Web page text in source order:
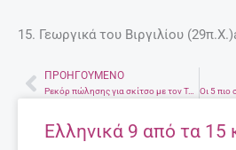
15. Γεωργικά του Βιργιλίου
PrevΠΡΟΗΓΟΎΜΕΝΟ
Ρεκόρ πώλησης για σκίτσο με τον Τεντέν. «Έπιασε» 1,55 εκατ. ευρώ
Ελληνικά 9 από τα 15